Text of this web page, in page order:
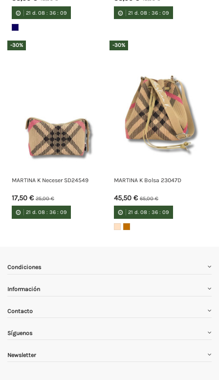
21 d. 08 :36 :09 21 d. 08 :36 :09
-30%
MARTINA K Neceser SD24549
17,50 €25,00 €
21 d. 08 :36 :09
-30%
MARTINA K Bolsa 23047D
45,50 €65,00 €
21 d. 08 :36 :09
Condiciones
Información
Contacto
Síguenos
Newsletter